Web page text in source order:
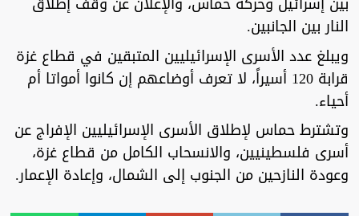
النار بين الجانبين.
ويبلغ عدد الأسرى الإسرائيليين المتبقين في قطاع غزة
قرابة 120 أسيراً، لا تعرف أوضاعهم إن كانوا أمواتا أم
أحياء.
وتشترط حماس لإطلاق الأسرى الإسرائيليين الإفراج عن
أسرى فلسطينيين، والانسحاب الكامل من قطاع غزة،
وعودة النازحين من الجنوب إلى الشمال، وإعادة الإعمار.